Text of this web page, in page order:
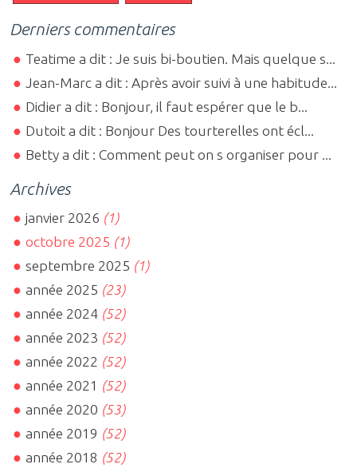
Derniers commentaires
Teatime a dit : Je suis bi-boutien. Mais quelque s...
Jean-Marc a dit : Après avoir suivi à une habitude...
Didier a dit : Bonjour, il faut espérer que le b...
Dutoit a dit : Bonjour Des tourterelles ont écl...
Betty a dit : Comment peut on s organiser pour ...
Archives
janvier 2026 (1)
octobre 2025 (1)
septembre 2025 (1)
année 2025 (23)
année 2024 (52)
année 2023 (52)
année 2022 (52)
année 2021 (52)
année 2020 (53)
année 2019 (52)
année 2018 (52)